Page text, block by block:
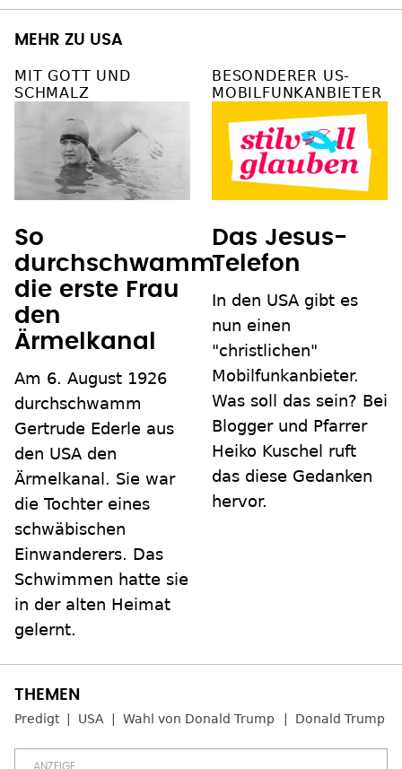
MEHR ZU USA
MIT GOTT UND
SCHMALZ
So
durchschwamm
die erste Frau
den
Ärmelkanal
Am 6. August 1926
durchschwamm
Gertrude Ederle aus
den USA den
Ärmelkanal. Sie war
die Tochter eines
schwäbischen
Einwanderers. Das
Schwimmen hatte sie
in der alten Heimat
gelernt.
BESONDERER US-
MOBILFUNKANBIETER
Das Jesus-
Telefon
In den USA gibt es
nun einen
"christlichen"
Mobilfunkanbieter.
Was soll das sein? Bei
Blogger und Pfarrer
Heiko Kuschel ruft
das diese Gedanken
hervor.
Predigt USA Wahl von Donald Trump Donald Trump